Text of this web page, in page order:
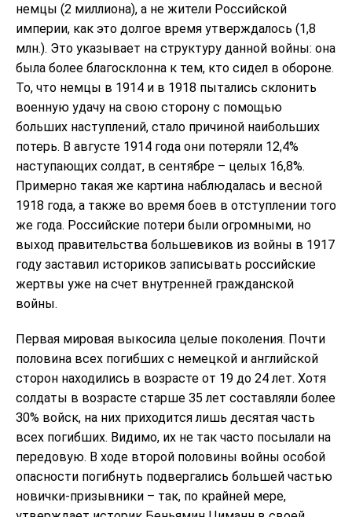
немцы (2 миллиона), а не жители Российской
империи, как это долгое время утверждалось (1,8
млн.). Это указывает на структуру данной войны: она
была более благосклонна к тем, кто сидел в обороне.
То, что немцы в 1914 и в 1918 пытались склонить
военную удачу на свою сторону с помощью
больших наступлений, стало причиной наибольших
потерь. В августе 1914 года они потеряли 12,4%
наступающих солдат, в сентябре – целых 16,8%.
Примерно такая же картина наблюдалась и весной
1918 года, а также во время боев в отступлении того
же года. Российские потери были огромными, но
выход правительства большевиков из войны в 1917
году заставил историков записывать российские
жертвы уже на счет внутренней гражданской
войны.
Первая мировая выкосила целые поколения. Почти
половина всех погибших с немецкой и английской
сторон находились в возрасте от 19 до 24 лет. Хотя
солдаты в возрасте старше 35 лет составляли более
30% войск, на них приходится лишь десятая часть
всех погибших. Видимо, их не так часто посылали на
передовую. В ходе второй половины войны особой
опасности погибнуть подвергались большей частью
новички-призывники – так, по крайней мере,